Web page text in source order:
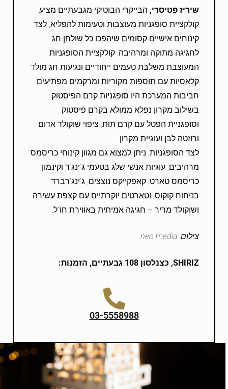
שיריז פטיסרי, הבייקרי הבוטיקי מגבעתיים מציע
קולקציית סופגניות מעוצבות וטעימות להפליא, לצד
קינוחים אישיים קסומים שיהפכו כל שולחן חג
לחגיגה מתוקה ומרהיבה. קולקציית הסופגניות
המעוצבת משלבת טעמים ייחודיים ונגיעות חג מולד
קלאסיות עם תוספות מקוריות ומרקמים מפתיעים.
חביבות המערכת היו סופגניות קרם הפיסטוק
בשילוב מקרון נפלא ממולא בקרם פיסטוק
וסופגניית הפטל עם קרם תות, ציפוי שוקולד אדום
ורוזטה לבן ועוגיית מקרון.
לצד הסופגניות, ניתן למצוא גם מגוון קינוחי כריסמס
מרהיבים: עוגיות אנשי שלג בטעמי ג'ינג'ר וקינמון,
כריסמס טארט, קאפקייקס נוצצים, ג'ינג'רברד
בניחוח קוקוס, וטארטים יוקרתיים עם קצפת עשירה
ושוקולד מריר – חגיגה אמיתית באווירת חו"ל.
צילום: neo media.
SHIRIZ, כצנלסון 108 גבעתיים, הזמנות:
03-5558988